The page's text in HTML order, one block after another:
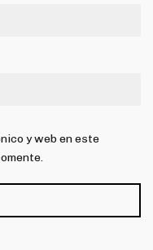
y web en este